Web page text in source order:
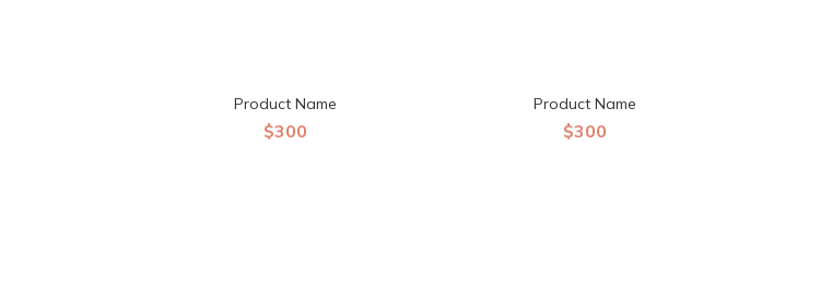
Product Name
$300
Product Name
$300